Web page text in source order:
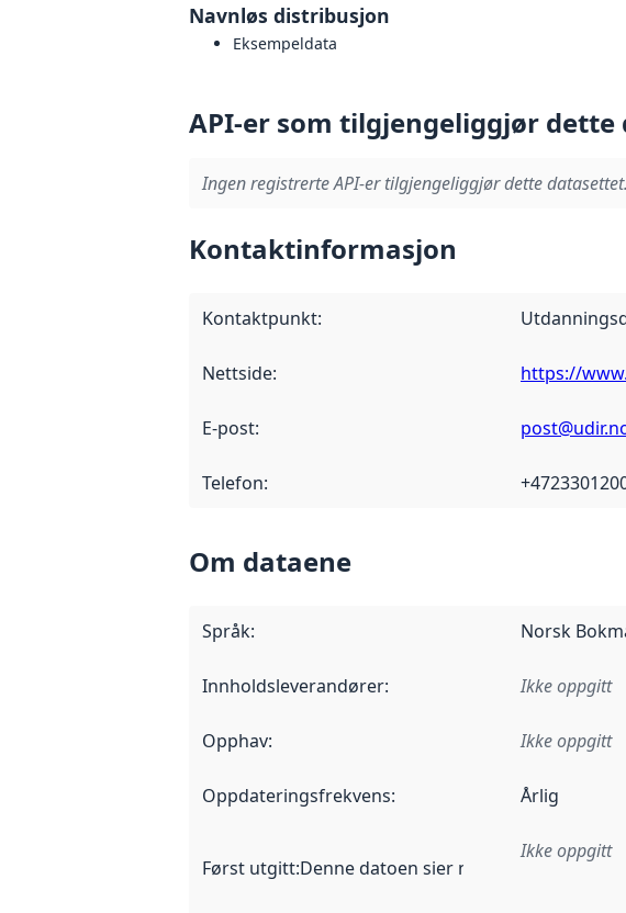
Navnløs distribusjon
Eksempeldata
API-er som tilgjengeliggjør
Ingen registrerte API-er tilgjengeliggjør dette datasettet.
Kontaktinformasjon
Kontaktpunkt:
Nettside: https://
E-post:
Telefon:
Om dataene
Språk: Norsk
Innholdsleverandører: Ikke oppgitt
Opphav: Ikke oppgitt
Oppdateringsfrekvens: Årlig
Først utgitt:Denne datoen sier når dataene i
Ikke oppgitt